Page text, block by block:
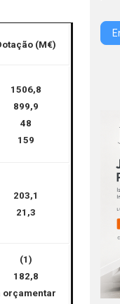
(M€)
1506,8
899,9
48
159
203,1
21,3
(1)
182,8
orçamentar